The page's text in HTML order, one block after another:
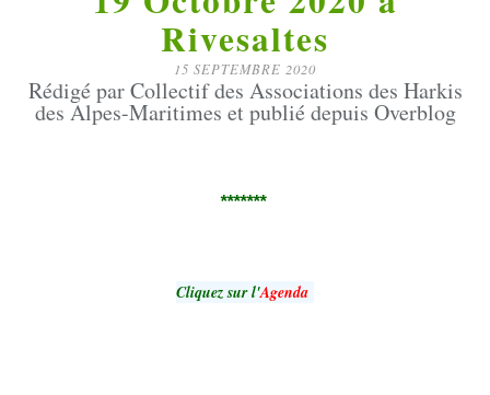
Rivesaltes
15 SEPTEMBRE 2020
Rédigé par Collectif des Associations des Harkis
des Alpes-Maritimes et publié depuis Overblog
*******
Cliquez sur l'Agenda